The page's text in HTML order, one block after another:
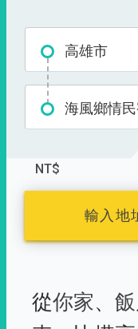
高雄市
海風鄉情
NT$
輸入地
從你家、